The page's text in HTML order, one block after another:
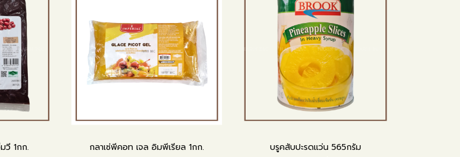
วี 1กก. กลาเซ่พีคอท เจล อิมพีเรียล 1กก.
บรูคสับปะรดแว่น 565กรัม